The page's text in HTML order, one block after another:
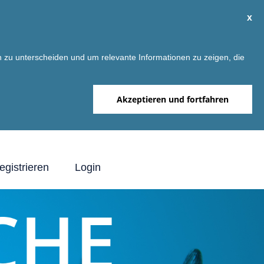
x
unterscheiden und um relevante Informationen zu zeigen, die
Akzeptieren und fortfahren
Login